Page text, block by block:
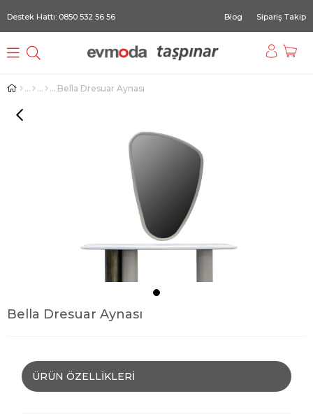
Destek Hattı: 0850 532 56 56 Blog Sipariş Takip
Bella Dresuar Aynası
Bella Dresuar Aynası
ÜRÜN ÖZELLIKLERI